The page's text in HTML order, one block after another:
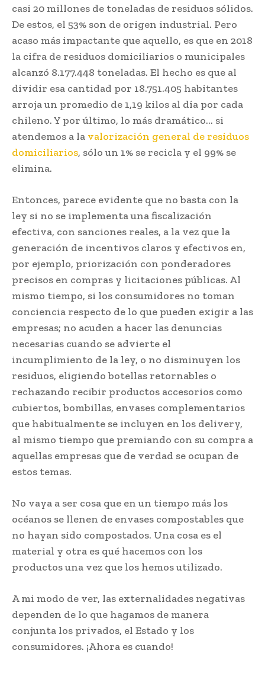
casi 20 millones de toneladas de residuos sólidos.
De estos, el 53% son de origen industrial. Pero
acaso más impactante que aquello, es que en 2018
la cifra de residuos domiciliarios o municipales
alcanzó 8.177.448 toneladas. El hecho es que al
dividir esa cantidad por 18.751.405 habitantes
arroja un promedio de 1,19 kilos al día por cada
chileno. Y por último, lo más dramático… si
atendemos a la valorización general de residuos
domiciliarios, sólo un 1% se recicla y el 99% se
elimina.
Entonces, parece evidente que no basta con la
ley si no se implementa una fiscalización
efectiva, con sanciones reales, a la vez que la
generación de incentivos claros y efectivos en,
por ejemplo, priorización con ponderadores
precisos en compras y licitaciones públicas. Al
mismo tiempo, si los consumidores no toman
conciencia respecto de lo que pueden exigir a las
empresas; no acuden a hacer las denuncias
necesarias cuando se advierte el
incumplimiento de la ley, o no disminuyen los
residuos, eligiendo botellas retornables o
rechazando recibir productos accesorios como
cubiertos, bombillas, envases complementarios
que habitualmente se incluyen en los delivery,
al mismo tiempo que premiando con su compra a
aquellas empresas que de verdad se ocupan de
estos temas.
No vaya a ser cosa que en un tiempo más los
océanos se llenen de envases compostables que
no hayan sido compostados. Una cosa es el
material y otra es qué hacemos con los
productos una vez que los hemos utilizado.
A mi modo de ver, las externalidades negativas
dependen de lo que hagamos de manera
conjunta los privados, el Estado y los
consumidores. ¡Ahora es cuando!